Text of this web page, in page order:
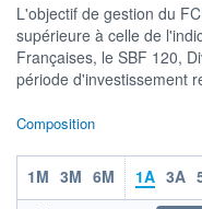
CATÉGORIE
Actions France
Cap.
L'objectif de gestion du
supérieure à celle de
Françaises, le SBF 120,
période d'investissement
Composition
1M 3M 6M 1A 3A